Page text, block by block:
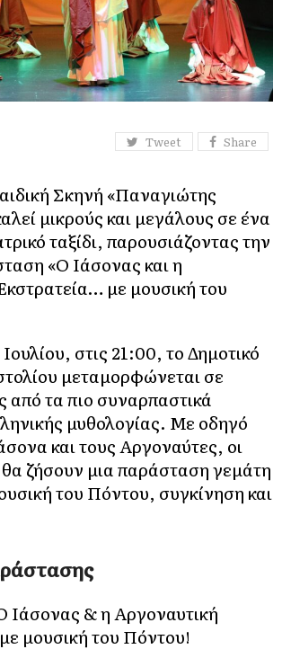
Tweet Share
Σκηνή «Παναγιώτης
μικρούς και μεγάλους σε ένα
ταξίδι, παρουσιάζοντας την
«Ο Ιάσονας και η
με μουσική του
στις 21:00, το Δημοτικό
μεταμορφώνεται σε
από τα πιο συναρπαστικά
μυθολογίας. Με οδηγό
και τους Αργοναύτες, οι
θα ζήσουν μια παράσταση γεμάτη
του Πόντου, συγκίνηση και
& η Αργοναυτική
μουσική του Πόντου!